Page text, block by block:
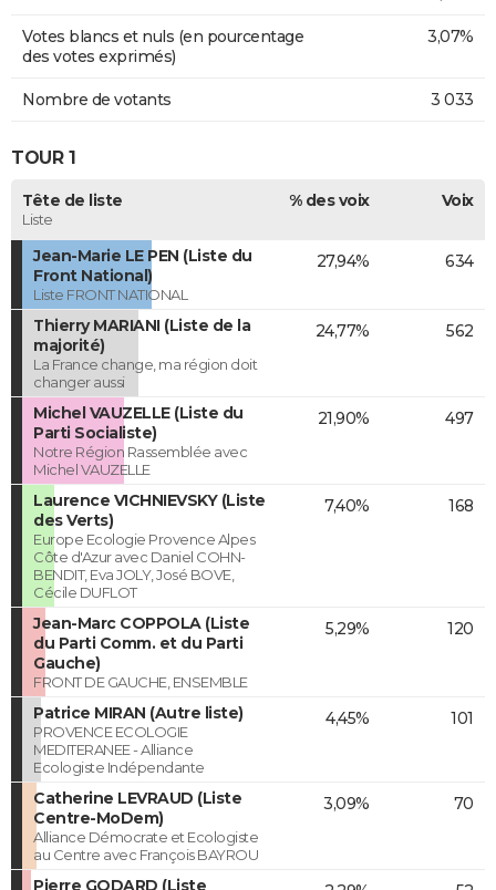
Votes blancs et nuls (en pourcentage
des votes exprimés)
3,07%
Nombre de votants 3 033
TOUR 1
Tête de liste
Liste
% des voix Voix
Jean-Marie LE PEN (Liste du
Front National)
Liste FRONT NATIONAL
27,94% 634
Thierry MARIANI (Liste de la
majorité)
La France change, ma région doit
changer aussi
24,77% 562
Michel VAUZELLE (Liste du
Parti Socialiste)
Notre Région Rassemblée avec
Michel VAUZELLE
21,90% 497
Laurence VICHNIEVSKY (Liste
des Verts)
Europe Ecologie Provence Alpes
Côte d'Azur avec Daniel COHN-
BENDIT, Eva JOLY, José BOVE,
Cécile DUFLOT
7,40% 168
Jean-Marc COPPOLA (Liste
du Parti Comm. et du Parti
Gauche)
FRONT DE GAUCHE, ENSEMBLE
5,29% 120
Patrice MIRAN (Autre liste)
PROVENCE ECOLOGIE
MEDITERANEE - Alliance
Ecologiste Indépendante
4,45% 101
Catherine LEVRAUD (Liste
Centre-MoDem)
Alliance Démocrate et Ecologiste
au Centre avec François BAYROU
3,09% 70
Pierre GODARD (Liste